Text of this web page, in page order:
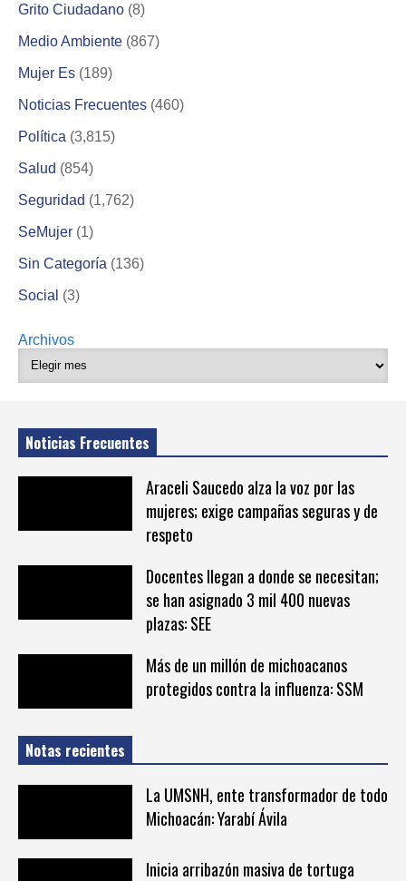
Grito Ciudadano (8)
Medio Ambiente (867)
Mujer Es (189)
Noticias Frecuentes (460)
Política (3,815)
Salud (854)
Seguridad (1,762)
SeMujer (1)
Sin Categoría (136)
Social (3)
Archivos
Noticias Frecuentes
Araceli Saucedo alza la voz por las
mujeres; exige campañas seguras y de
respeto
Docentes llegan a donde se necesitan;
se han asignado 3 mil 400 nuevas
plazas: SEE
Más de un millón de michoacanos
protegidos contra la influenza: SSM
Notas recientes
La UMSNH, ente transformador de todo
Michoacán: Yarabí Ávila
Inicia arribazón masiva de tortuga